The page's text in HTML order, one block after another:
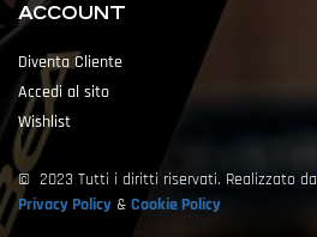
ACCOUNT
Diventa Cliente
Accedi al sito
Wishlist
© 2023 Tutti i diritti riservati. Realizzato da
Privacy Policy & Cookie Policy